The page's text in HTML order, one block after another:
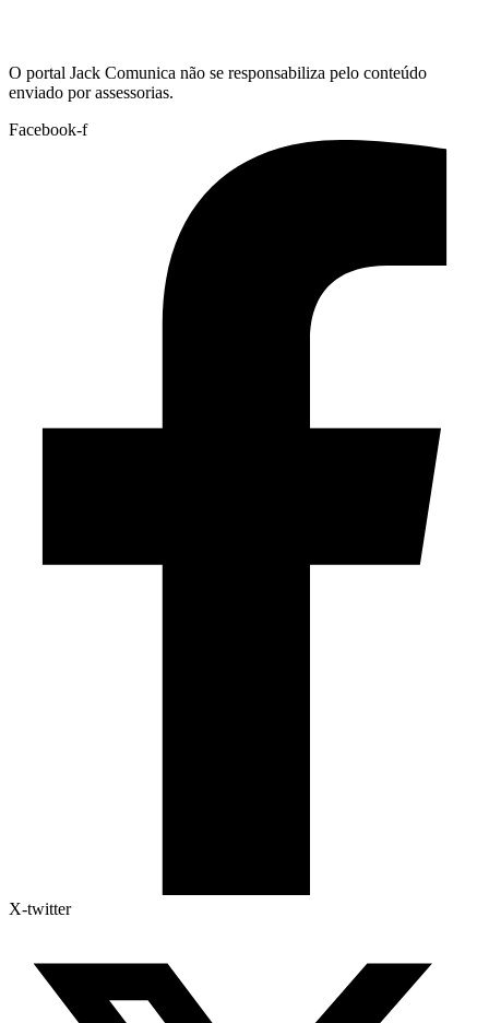
O portal Jack Comunica não se responsabiliza pelo conteúdo
enviado por assessorias.
Facebook-f
X-twitter